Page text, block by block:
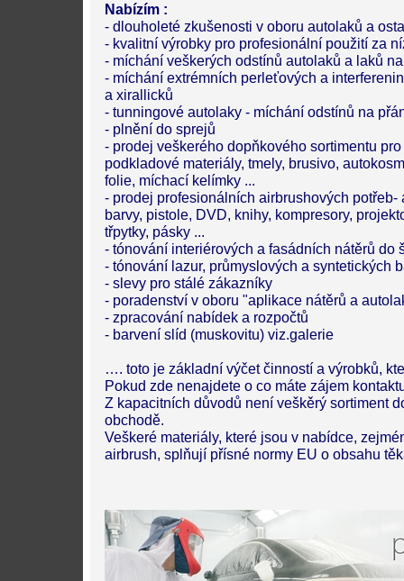
Nabízím :
- dlouholeté zkušenosti v oboru autolaků a
- kvalitní výrobky pro profesionální použití za
- míchání veškerých odstínů autolaků a laků
- míchání extrémních perleťových a
a xirallicků
- tunningové autolaky - míchání odstínů na
- plnění do sprejů
- prodej veškerého dopňkového sortimentu
podkladové materiály, tmely, brusivo,
folie, míchací kelímky ...
- prodej profesionálních airbrushových
barvy, pistole, DVD, knihy, kompresory,
třpytky, pásky ...
- tónování interiérových a fasádních nátěrů do
- tónování lazur, průmyslových a syntetických
- slevy pro stálé zákazníky
- poradenství v oboru "aplikace nátěrů a
- zpracování nabídek a rozpočtů
- barvení slíd (muskovitu) viz.galerie
…. toto je základní výčet činností a výrobků,
Pokud zde nenajdete o co máte zájem
Z kapacitních důvodů není veškěrý sortiment
obchodě.
Veškeré materiály, které jsou v nabídce,
airbrush, splňují přísné normy EU o obsahu